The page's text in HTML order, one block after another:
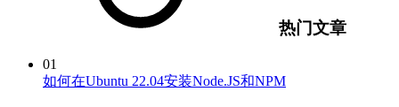
热门文章
01
如何在Ubuntu 22.04安装Node.JS和NPM